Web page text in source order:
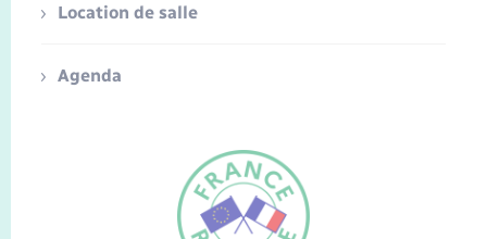
Location de salle
Agenda